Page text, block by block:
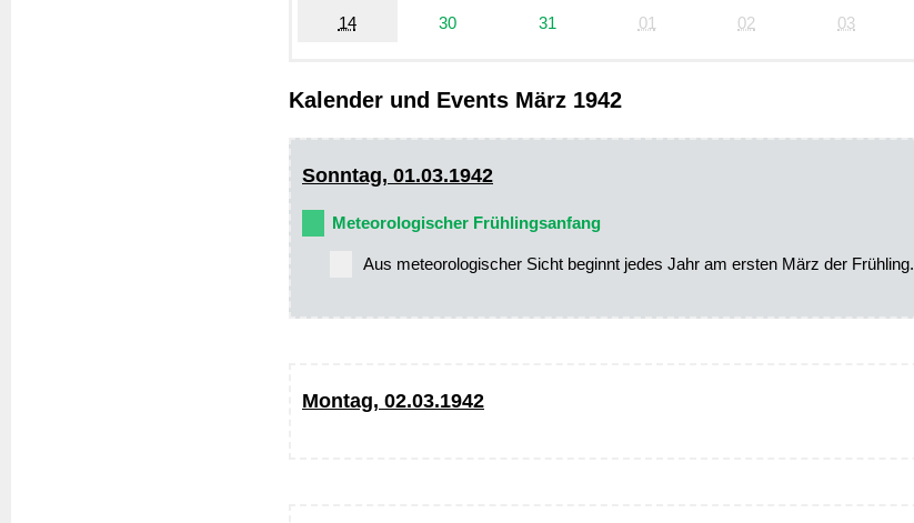
14
30 31 01 02 03
Kalender und Events März 1942
Sonntag, 01.03.1942
Meteorologischer Frühlingsanfang
Aus meteorologischer Sicht beginnt jedes Jahr am ersten März der Frühling.
Montag, 02.03.1942